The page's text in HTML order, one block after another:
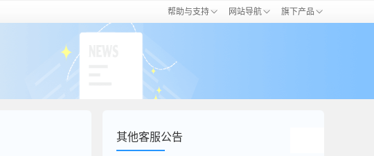
帮助与支持 网站导航 旗下产品
其他客服公告